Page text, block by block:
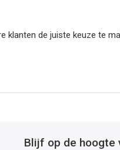
klanten de juiste keuze te
Blijf op de hoogte